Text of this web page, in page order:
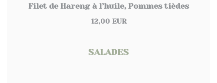
Filet de Hareng à l’huile, Pommes tièdes
12,00 EUR
SALADES